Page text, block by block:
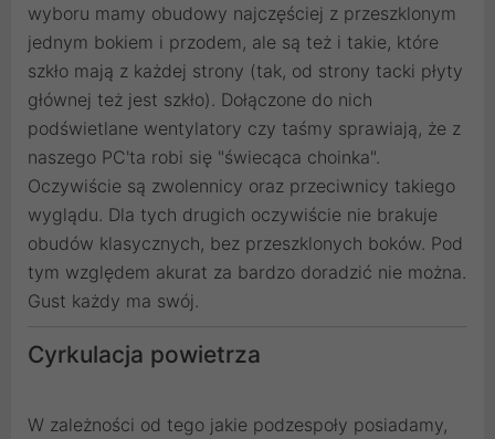
wyboru mamy obudowy najczęściej z przeszklonym
jednym bokiem i przodem, ale są też i takie, które
szkło mają z każdej strony (tak, od strony tacki płyty
głównej też jest szkło). Dołączone do nich
podświetlane wentylatory czy taśmy sprawiają, że z
naszego PC'ta robi się "świecąca choinka".
Oczywiście są zwolennicy oraz przeciwnicy takiego
wyglądu. Dla tych drugich oczywiście nie brakuje
obudów klasycznych, bez przeszklonych boków. Pod
tym względem akurat za bardzo doradzić nie można.
Gust każdy ma swój.
Cyrkulacja powietrza
W zależności od tego jakie podzespoły posiadamy,